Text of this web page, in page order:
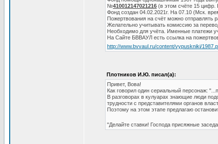
№410012147021216 (в этом счёте 15
Фонд создан 04.02.2021г. На 07.10 (Мск.
Пожертвования на счёт можно отправлять
Желательно учитывать комиссию за
Необходимо для учёта. Именные платежи
На Сайте БВВАУЛ есть ссылка на
http://www.bvvaul.ru/content/vypuskniki/
Плотников И.Ю. писал(а):
Привет, Вова!
Как говорил один сериальный персонаж:
В разговорах в кулуарах знающие люди
трудности с представителями органов
Поэтому на этом этапе предлагаю
"Делайте ставки! Господа присяжные